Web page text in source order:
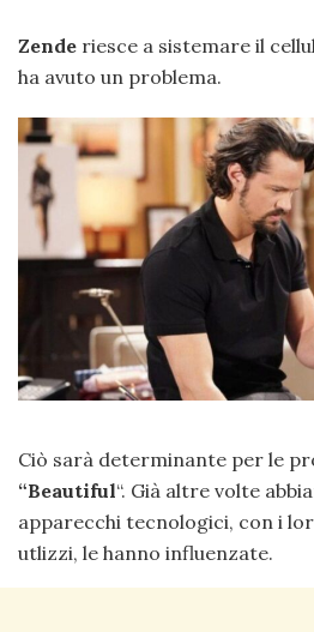
Zende riesce a sistemare il
ha avuto un problema.
Ciò sarà determinante per le
“Beautiful“. Già altre volte
apparecchi tecnologici, con i
utlizzi, le hanno influenzate.